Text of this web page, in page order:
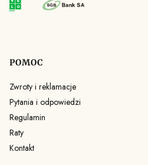
Linki w stopce
POMOC
Zwroty i reklamacje
Pytania i odpowiedzi
Regulamin
Raty
Kontakt